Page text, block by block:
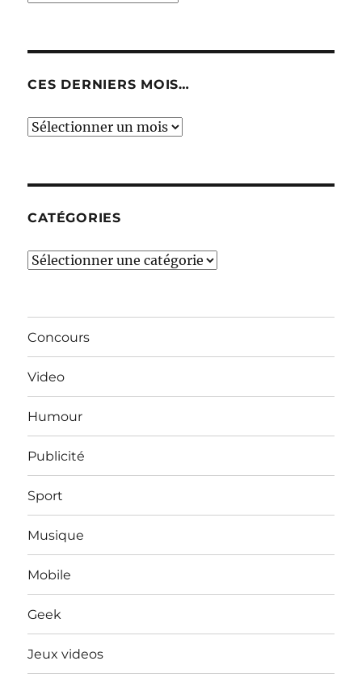
CES DERNIERS MOIS…
Ces
CATÉGORIES
Catégories
Concours
Video
Humour
Publicité
Sport
Musique
Mobile
Geek
Jeux videos